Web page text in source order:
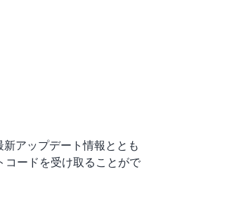
アップデート情報ととも
コードを受け取ることがで